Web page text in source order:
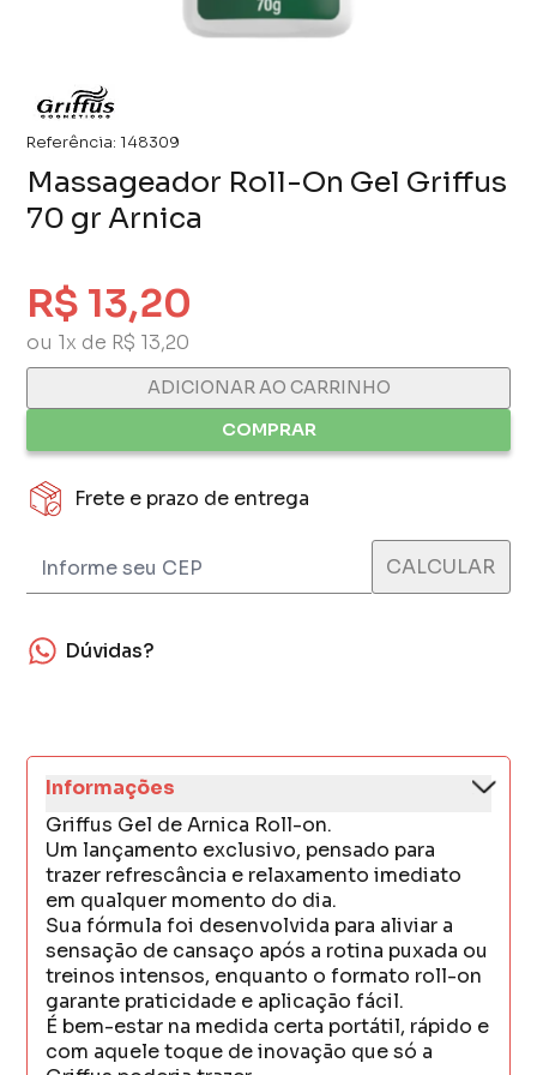
Referência: 148309
Massageador Roll-On Gel Griffus
70 gr Arnica
R$ 13,20
ou 1x de R$ 13,20
ADICIONAR AO CARRINHO
COMPRAR
Frete e prazo de entrega
Dúvidas?
Informações
Griffus Gel de Arnica Roll-on.
Um lançamento exclusivo, pensado para
trazer refrescância e relaxamento imediato
em qualquer momento do dia.
Sua fórmula foi desenvolvida para aliviar a
sensação de cansaço após a rotina puxada ou
treinos intensos, enquanto o formato roll-on
garante praticidade e aplicação fácil.
É bem-estar na medida certa portátil, rápido e
com aquele toque de inovação que só a